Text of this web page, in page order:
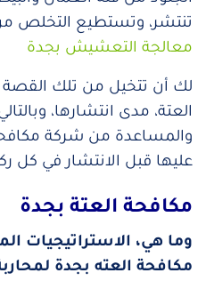
تنتشر، وتستطيع التخلص
معالجة التعشيش بجدة
لك أن تتخيل من تلك القصة
العتة، مدى انتشارها،
والمساعدة من شركة
عليها قبل الانتشار في كل
مكافحة العتة بجدة
وما هي، الاستراتيجيات
مكافحة العته بجدة